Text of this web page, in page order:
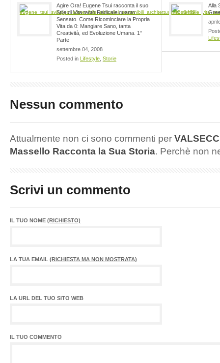
Agire Ora! Eugene Tsui racconta il suo
Stile di Vita tanto Radicale quanto
Sensato. Come Ricominciare la Propria
Vita da 0: Mangiare Sano, tanta
Creatività, ed Evoluzione Umana. 1°
Parte
settembre 04, 2008
Posted in Lifestyle Storie
Alla
Nessun commento
Attualmente non ci sono commenti per
Massello Racconta la Sua Storia. Perchè non
Scrivi un commento
IL TUO NOME (RICHIESTO)
LA TUA EMAIL (RICHIESTA MA NON MOSTRATA)
LA URL DEL TUO SITO WEB
IL TUO COMMENTO